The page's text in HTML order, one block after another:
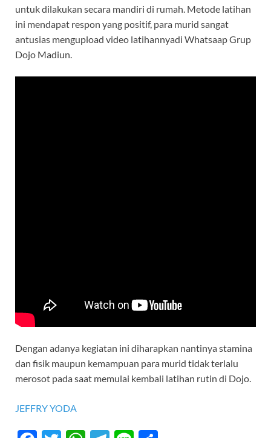
untuk dilakukan secara mandiri di rumah. Metode latihan
ini mendapat respon yang positif, para murid sangat
antusias mengupload video latihannyadi Whatsaap Grup
Dojo Madiun.
Dengan adanya kegiatan ini diharapkan nantinya stamina
dan fisik maupun kemampuan para murid tidak terlalu
merosot pada saat memulai kembali latihan rutin di Dojo.
JEFFRY YODA